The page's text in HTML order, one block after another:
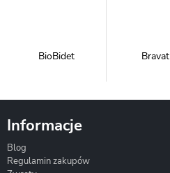
BioBidet Bravat
Informacje
Blog
Regulamin zakupów